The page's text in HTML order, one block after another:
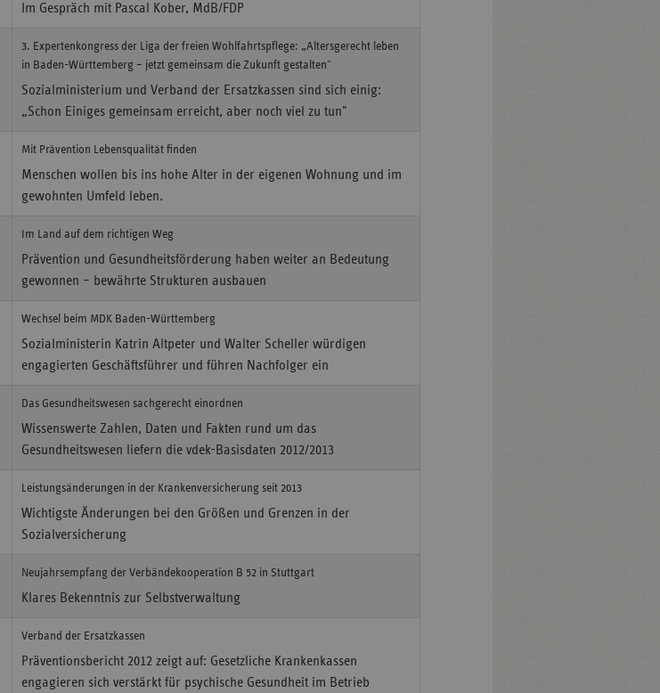
Im Gespräch mit Pascal Kober, MdB/FDP
3. Expertenkongress der Liga der freien Wohlfahrtspflege: „Altersgerecht leben
in Baden-Württemberg – jetzt gemeinsam die Zukunft gestalten"
Sozialministerium und Verband der Ersatzkassen sind sich einig:
„Schon Einiges gemeinsam erreicht, aber noch viel zu tun"
Mit Prävention Lebensqualität finden
Menschen wollen bis ins hohe Alter in der eigenen Wohnung und im
gewohnten Umfeld leben.
Im Land auf dem richtigen Weg
Prävention und Gesundheitsförderung haben weiter an Bedeutung
gewonnen – bewährte Strukturen ausbauen
Wechsel beim MDK Baden-Württemberg
Sozialministerin Katrin Altpeter und Walter Scheller würdigen
engagierten Geschäftsführer und führen Nachfolger ein
Das Gesundheitswesen sachgerecht einordnen
Wissenswerte Zahlen, Daten und Fakten rund um das
Gesundheitswesen liefern die vdek-Basisdaten 2012/2013
Leistungsänderungen in der Krankenversicherung seit 2013
Wichtigste Änderungen bei den Größen und Grenzen in der
Sozialversicherung
Neujahrsempfang der Verbändekooperation B 52 in Stuttgart
Klares Bekenntnis zur Selbstverwaltung
Verband der Ersatzkassen
Präventionsbericht 2012 zeigt auf: Gesetzliche Krankenkassen
engagieren sich verstärkt für psychische Gesundheit im Betrieb